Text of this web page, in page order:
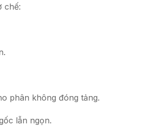
chế:
phân không đóng tảng.
lẫn ngọn.